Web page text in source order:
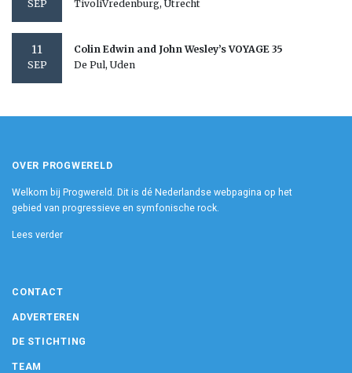
SEP
TivoliVredenburg, Utrecht
11
SEP
Colin Edwin and John Wesley’s VOYAGE 35
De Pul, Uden
OVER PROGWERELD
Welkom bij Progwereld. Dit is dé Nederlandse webpagina op het
gebied van progressieve en symfonische rock.
Lees verder
CONTACT
ADVERTEREN
DE STICHTING
TEAM